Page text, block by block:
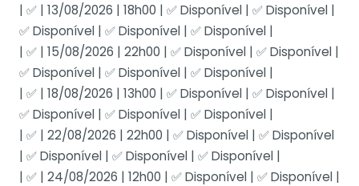
| ✅ | 13/08/2026 | 18h00 | ✅ Disponível | ✅ Disponível |
✅ Disponível | ✅ Disponível | ✅ Disponível |
| ✅ | 15/08/2026 | 22h00 | ✅ Disponível | ✅ Disponível |
✅ Disponível | ✅ Disponível | ✅ Disponível |
| ✅ | 18/08/2026 | 13h00 | ✅ Disponível | ✅ Disponível |
✅ Disponível | ✅ Disponível | ✅ Disponível |
| ✅ | 22/08/2026 | 22h00 | ✅ Disponível | ✅ Disponível
| ✅ Disponível | ✅ Disponível | ✅ Disponível |
| ✅ | 24/08/2026 | 12h00 | ✅ Disponível | ✅ Disponível |